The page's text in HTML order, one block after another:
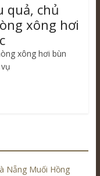
quả, chủ
xông hơi
xông hơi bùn
Nẵng Muối Hồng